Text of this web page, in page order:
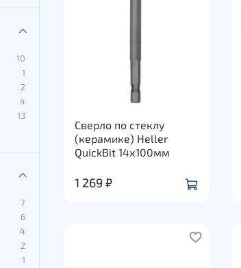
Сверло по стеклу
(керамике) Heller
QuickBit 14х100мм
1 269 ₽
10
1
2
4
13
7
6
4
2
1